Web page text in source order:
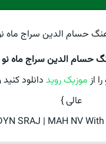
حسام الدین سراج ماه نو
از موزیک رویددانلود
عالی }
SRAJ | MAH NV